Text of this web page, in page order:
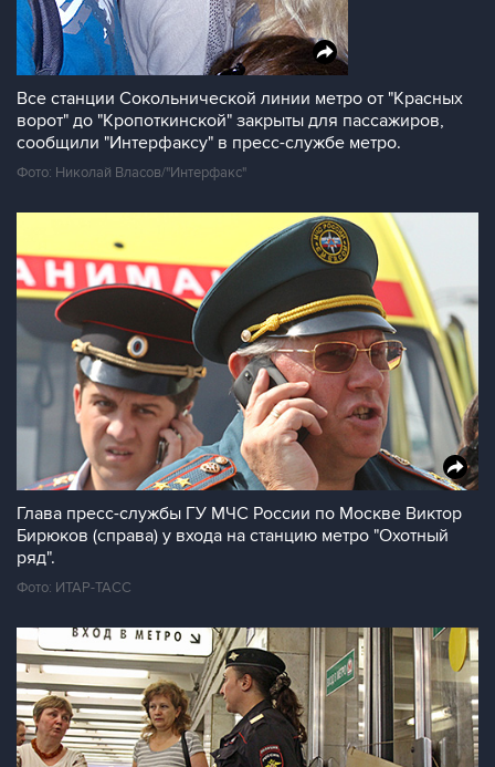
Все станции Сокольнической линии метро от "Красных
ворот" до "Кропоткинской" закрыты для пассажиров,
сообщили "Интерфаксу" в пресс-службе метро.
Фото: Николай Власов/"Интерфакс"
Глава пресс-службы ГУ МЧС России по Москве Виктор
Бирюков (справа) у входа на станцию метро "Охотный
ряд".
Фото: ИТАР-ТАСС